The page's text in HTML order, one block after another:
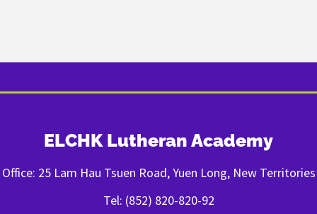
ELCHK Lutheran Academy
Office: 25 Lam Hau Tsuen Road, Yuen Long, New Territories
Tel: (852) 820-820-92